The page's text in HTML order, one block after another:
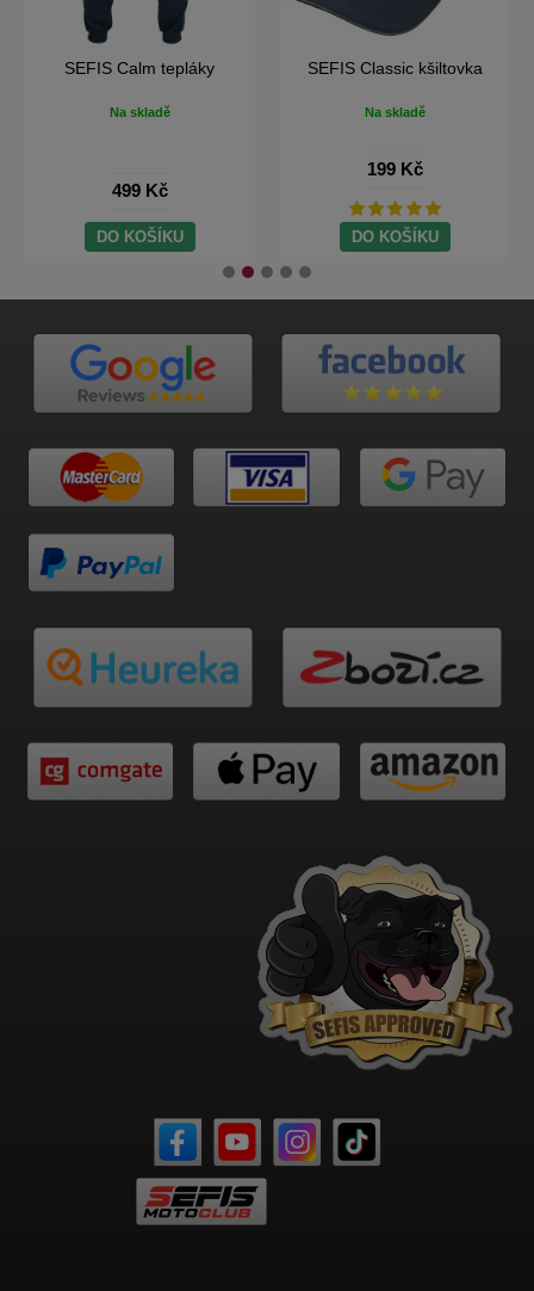
SEFIS Snapback kšiltovka
Na skladě
DO KOŠÍKU
SEFIS Street tepláková
DO KOŠÍKU